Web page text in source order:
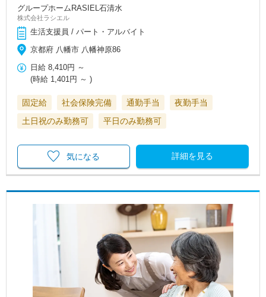
グループホームRASIEL石清水
株式会社ラシエル
生活支援員 / パート・アルバイト
京都府 八幡市 八幡神原86
日給 8,410円 ～
(時給 1,401円 ～ )
固定給 社会保険完備 通勤手当
夜勤手当
土日祝のみ勤務可
平日のみ勤務可
詳細を見る
気になる